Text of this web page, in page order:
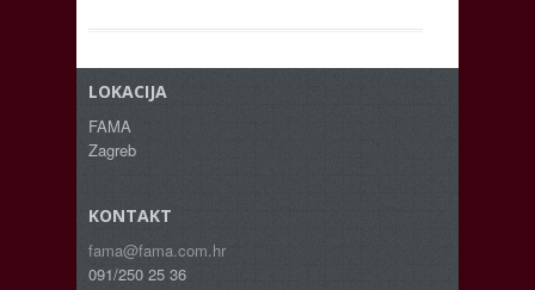
LOKACIJA
FAMA
Zagreb
KONTAKT
fama@fama.com.hr
091/250 25 36